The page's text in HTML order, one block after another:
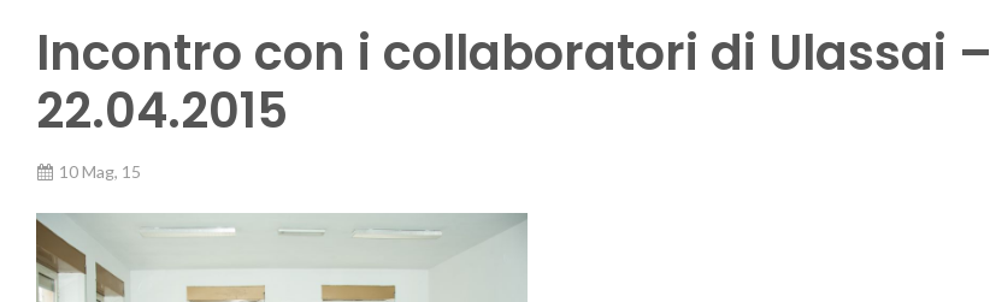
Incontro con i collaboratori di Ulassai –
22.04.2015
10 Mag, 15